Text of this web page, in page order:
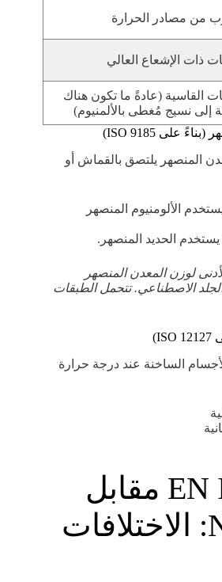
من مصادر الحرارة
ذات الإشعاع العالي
القاسية (عادةً ما تكون هناك
إلى نسيج مُغطى بالألمنيوم)
المنصهر يلتصق بالقماش أو
الألومنيوم المنصهر
يستخدم الحديد المنصهر.
لوزن المعدن المنصهر
الجلد الاصطناعي. تتحمل الطبقات
الساخنة عند درجة حرارة
EN ISO 11612 مقابل
NFPA 2112: الاختلافات